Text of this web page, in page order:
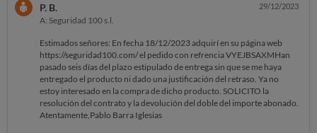
P. B.
A: Seguridad 100 s.l.
29/12/2023
Estimados señores: En fecha 18/12/2023 adquirí en su página web
https://seguridad100.com/ el pedido con refrencia VYEJBSAXMHan
pasado seis días del plazo estipulado de entrega sin que se me haya
entregado el producto ni dado una justificación del retraso. Ya no
estoy interesado en la compra de dicho producto. SOLICITO la
resolución del contrato y la devolución del doble del importe abonado.
Atentamente,Pablo Barra Iglesias